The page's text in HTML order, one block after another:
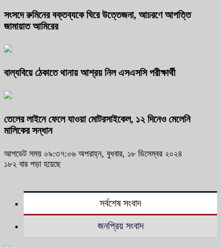
সংসদে রুমিনের বক্তব্যকে ঘিরে উত্তেজনা, আচরণে আপত্তি
জামায়াত আমিরের
বাল্যবিয়ে ঠেকাতে থানায় আশ্রয় নিল এসএসসি পরীক্ষার্থী
তেলের লাইনে ফেলে যাওয়া মোটরসাইকেল, ১২ দিনেও মেলেনি
মালিকের সন্ধান
আপডেট সময় ০৯:৩৭:০৬ অপরাহ্ন, বুধবার, ১৮ ডিসেম্বর ২০২৪
১৮২ বার পড়া হয়েছে
সর্বশেষ সংবাদ
জনপ্রিয় সংবাদ